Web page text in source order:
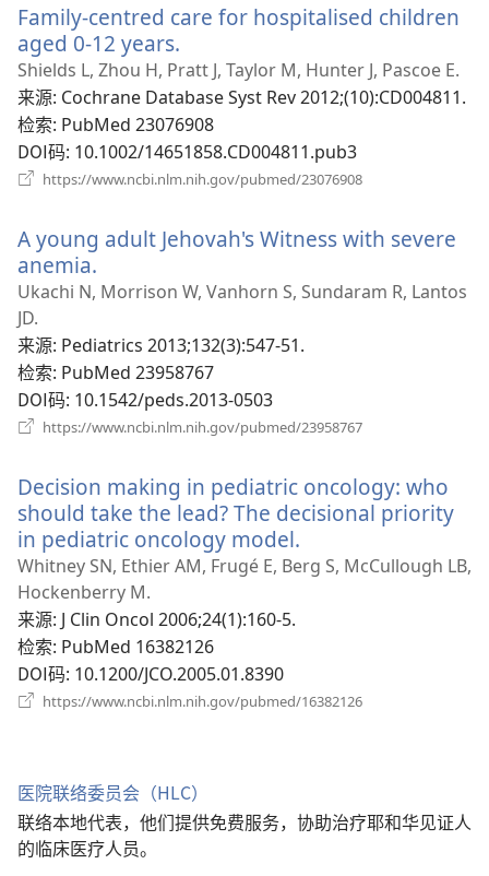
窗
Family-centred care for hospitalised children
aged 0-12 years.
开
新
窗
口）
Shields L, Zhou H, Pratt J, Taylor M, Hunter J, Pascoe E.
来源‎: Cochrane Database Syst Rev 2012;(10):CD004811.
检索‎: PubMed 23076908
DOI码‎: 10.1002/14651858.CD004811.pub3
https://www.ncbi.nlm.nih.gov/pubmed/23076908
窗
A young adult Jehovah's Witness with severe
anemia.
开
窗
口）
Ukachi N, Morrison W, Vanhorn S, Sundaram R, Lantos
JD.
来源‎: Pediatrics 2013;132(3):547-51.
检索‎: PubMed 23958767
DOI码‎: 10.1542/peds.2013-0503
https://www.ncbi.nlm.nih.gov/pubmed/23958767
窗
口）
Decision making in pediatric oncology: who
should take the lead? The decisional priority
in pediatric oncology model.
开
Whitney SN, Ethier AM, Frugé E, Berg S, McCullough LB,
Hockenberry M.
来源‎: J Clin Oncol 2006;24(1):160-5.
检索‎: PubMed 16382126
DOI码‎: 10.1200/JCO.2005.01.8390
https://www.ncbi.nlm.nih.gov/pubmed/16382126
医院联络委员会（HLC）
联络本地代表，他们提供免费服务，协助治疗耶和华见证人
的临床医疗人员。